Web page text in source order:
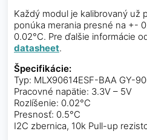
Každý modul je kalibrovaný už
ponúka merania presné na +-
0.02°C. Pre ďalšie informácie
datasheet.
Špecifikácie:
Typ: MLX90614ESF-BAA GY-
Pracovné napätie: 3.3V – 5V
Rozlíšenie: 0.02°C
Presnosť: 0.5°C
I2C zbernica, 10k Pull-up